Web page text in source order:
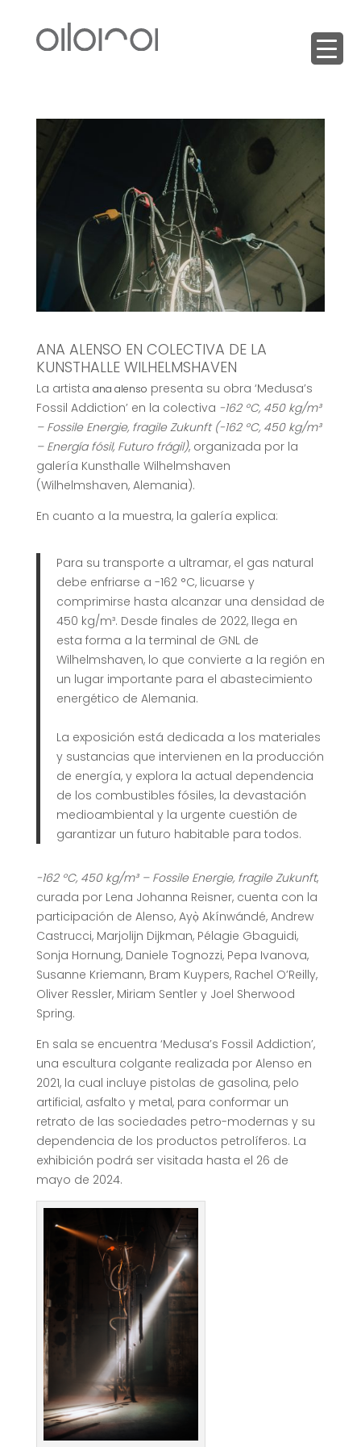
ANA ALENSO EN COLECTIVA DE LA
KUNSTHALLE WILHELMSHAVEN
La artista ana alenso presenta su obra ‘Medusa’s
Fossil Addiction’ en la colectiva -162 °C, 450 kg/m³
– Fossile Energie, fragile Zukunft (-162 °C, 450 kg/m³
– Energía fósil, Futuro frágil), organizada por la
galería Kunsthalle Wilhelmshaven
(Wilhelmshaven, Alemania).
En cuanto a la muestra, la galería explica:
Para su transporte a ultramar, el gas natural
debe enfriarse a -162 °C, licuarse y
comprimirse hasta alcanzar una densidad de
450 kg/m³. Desde finales de 2022, llega en
esta forma a la terminal de GNL de
Wilhelmshaven, lo que convierte a la región en
un lugar importante para el abastecimiento
energético de Alemania.
La exposición está dedicada a los materiales
y sustancias que intervienen en la producción
de energía, y explora la actual dependencia
de los combustibles fósiles, la devastación
medioambiental y la urgente cuestión de
garantizar un futuro habitable para todos.
-162 °C, 450 kg/m³ – Fossile Energie, fragile Zukunft,
curada por Lena Johanna Reisner, cuenta con la
participación de Alenso, Ayọ̀ Akínwándé, Andrew
Castrucci, Marjolijn Dijkman, Pélagie Gbaguidi,
Sonja Hornung, Daniele Tognozzi, Pepa Ivanova,
Susanne Kriemann, Bram Kuypers, Rachel O’Reilly,
Oliver Ressler, Miriam Sentler y Joel Sherwood
Spring.
En sala se encuentra ‘Medusa’s Fossil Addiction’,
una escultura colgante realizada por Alenso en
2021, la cual incluye pistolas de gasolina, pelo
artificial, asfalto y metal, para conformar un
retrato de las sociedades petro-modernas y su
dependencia de los productos petrolíferos. La
exhibición podrá ser visitada hasta el 26 de
mayo de 2024.